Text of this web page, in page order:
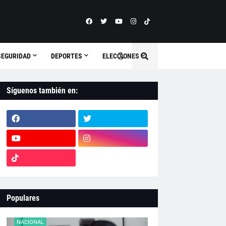
DEPORTES ELECCIONES
Síguenos también en:
Populares
NACIONAL